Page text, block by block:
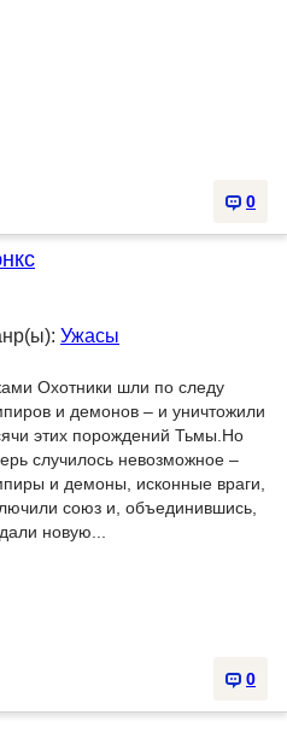
0
Ужасы
Охотники шли по следу
и демонов – и уничтожили
этих порождений Тьмы.Но
случилось невозможное –
и демоны, исконные враги,
союз и, объединившись,
новую...
0